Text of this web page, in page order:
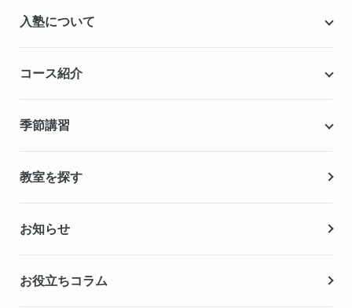
こだわりの個別指導専用教材
無料学力診断テスト
入塾について
無料体験授業
コース紹介
高校生の個別指導コース
季節講習
冬期講習
教室を探す
お知らせ
お役立ちコラム